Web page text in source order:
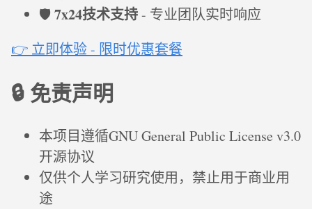
🛡️7x24技术支持- 专业团队实时响应
👉 立即体验 - 限时优惠套餐
🔒 免责声明
本项目遵循GNU General Public License v3.0
开源协议
仅供个人学习研究使用，禁止用于商业用
途